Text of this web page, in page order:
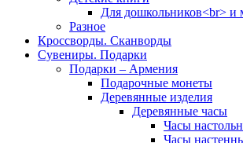
Для дошкольников<br> и
Разное
Кроссворды. Сканворды
Сувениры. Подарки
Подарки – Армения
Подарочные монеты
Деревянные изделия
Деревянные часы
Часы
Часы